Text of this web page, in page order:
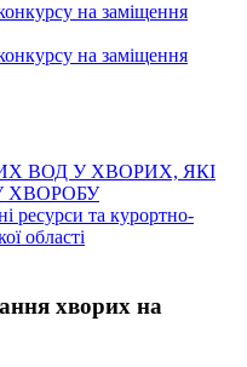
на заміщення
на заміщення
ВОД У ХВОРИХ, ЯКІ
ХВОРОБУ
ресурси та курортно-
області
хворих на